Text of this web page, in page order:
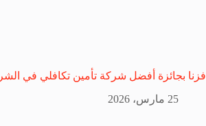
فزنا بجائزة أفضل شركة تأمين تكافلي في
25 مارس، 2026